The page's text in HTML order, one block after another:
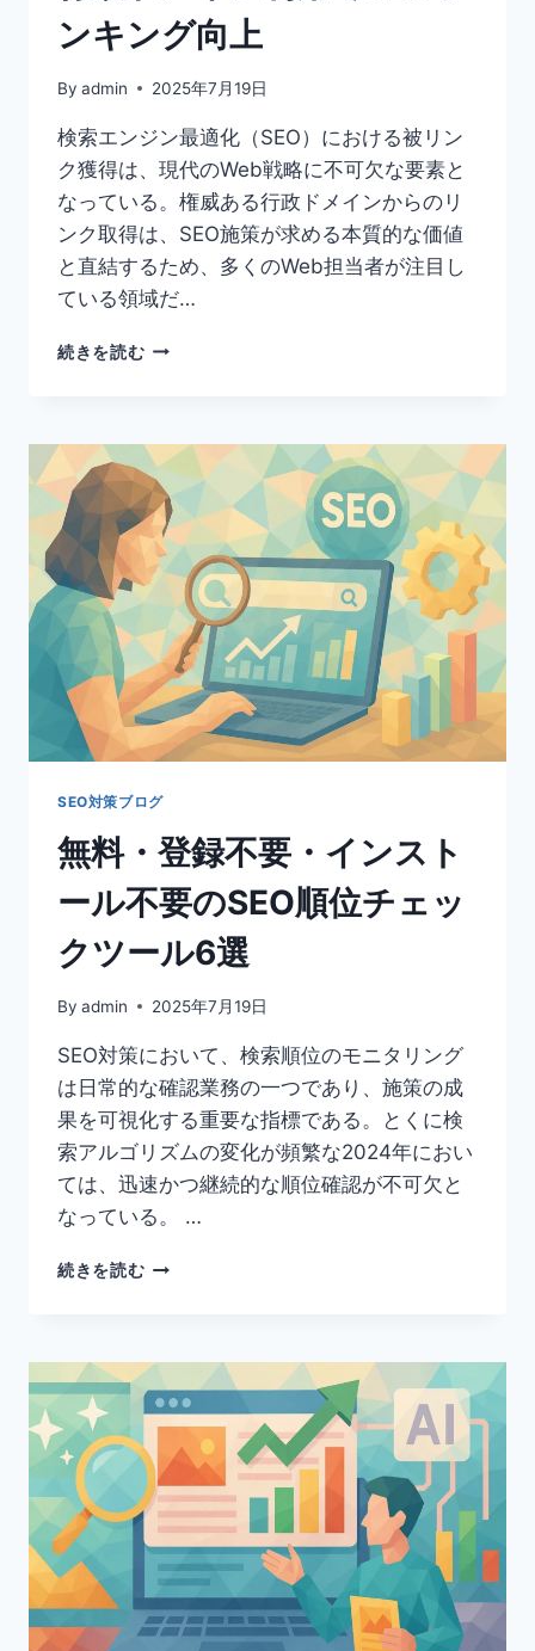
ンキング向上
By admin 2025年7月19日
検索エンジン最適化（SEO）における被リン
ク獲得は、現代のWeb戦略に不可欠な要素と
なっている。権威ある行政ドメインからのリ
ンク取得は、SEO施策が求める本質的な価値
と直結するため、多くのWeb担当者が注目し
ている領域だ…
続きを読む効
被
リ
ン
ク
獲
得
政
ド
メ
イ
ン
用
SEO
ラ
ン
キ
ン
向
SEO対策ブログ
無料・登録不要・インスト
ール不要のSEO順位チェッ
クツール6選
By admin 2025年7月19日
SEO対策において、検索順位のモニタリング
は日常的な確認業務の一つであり、施策の成
果を可視化する重要な指標である。とくに検
索アルゴリズムの変化が頻繁な2024年におい
ては、迅速かつ継続的な順位確認が不可欠と
なっている。 …
続きを読む無
不
要・
イ
ス
ト
ー
ル
不
の
SEO